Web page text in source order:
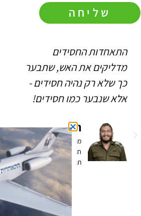
שליחה
התאחדות החסידים
מדליקים את האש, שתבער
כך שלא רק נהיה חסידים -
אלא שנבער כמו חסידים!
הרב יוסי פרבר
מנהל הסדנאות להכרת
חגי ישראל רב בחטיבת
תותחנים